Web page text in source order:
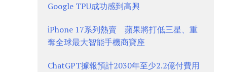
Google TPU成功感到高興
iPhone 17系列熱賣 蘋果將打低三星、重
奪全球最大智能手機商寶座
ChatGPT據報預計2030年至少2.2億付費用